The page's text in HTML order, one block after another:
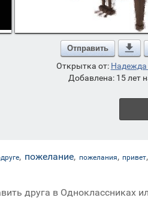
Отправить
Открытка от:
Добавлена: 15 лет
, пожелание, пожелания, привет
друга в Одноклассниках